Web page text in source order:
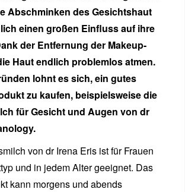
Abschminken des Gesichtshaut
einen großen Einfluss auf ihre
der Entfernung der Makeup-
Haut endlich problemlos atmen.
lohnt es sich, ein gutes
zu kaufen, beispielsweise die
für Gesicht und Augen von dr
von dr Irena Eris ist für Frauen
und in jedem Alter geeignet. Das
kann morgens und abends